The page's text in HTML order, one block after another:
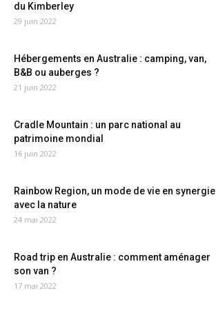
du Kimberley
29 juin 2022
Hébergements en Australie : camping, van,
B&B ou auberges ?
21 juin 2022
Cradle Mountain : un parc national au
patrimoine mondial
16 juin 2022
Rainbow Region, un mode de vie en synergie
avec la nature
24 mai 2022
Road trip en Australie : comment aménager
son van ?
17 mai 2022